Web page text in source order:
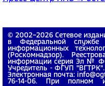
© 2002−2026 Сетевое
в Федеральной
информационных
(Роскомнадзор).
информации серия Эл №
Учредитель - ФГУП
Электронная почта:
76-14-06. При полном